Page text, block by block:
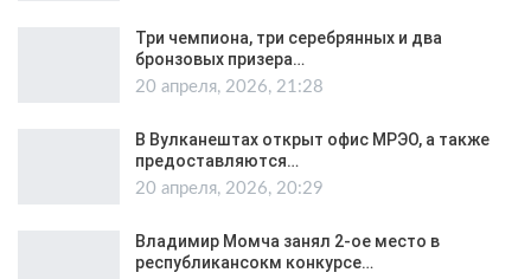
Три чемпиона, три серебрянных и два
бронзовых призера…
20 апреля, 2026, 21:28
В Вулканештах открыт офис МРЭО, а также
предоставляются…
20 апреля, 2026, 20:29
Владимир Момча занял 2-ое место в
республикансокм конкурсе…